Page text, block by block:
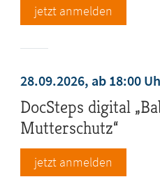
jetzt anmelden
28.09.2026, ab 18:00
DocSteps digital
Mutterschutz“
jetzt anmelden